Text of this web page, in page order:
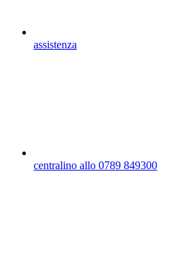
assistenza
centralino allo 0789 849300